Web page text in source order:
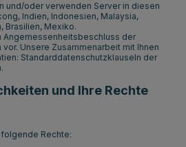
und/oder verwenden Server in diesen
Indien, Indonesien, Malaysia,
Brasilien, Mexiko.
Angemessenheitsbeschluss der
Unsere Zusammenarbeit mit Ihnen
Standarddatenschutzklauseln der
und Ihre Rechte
Rechte: